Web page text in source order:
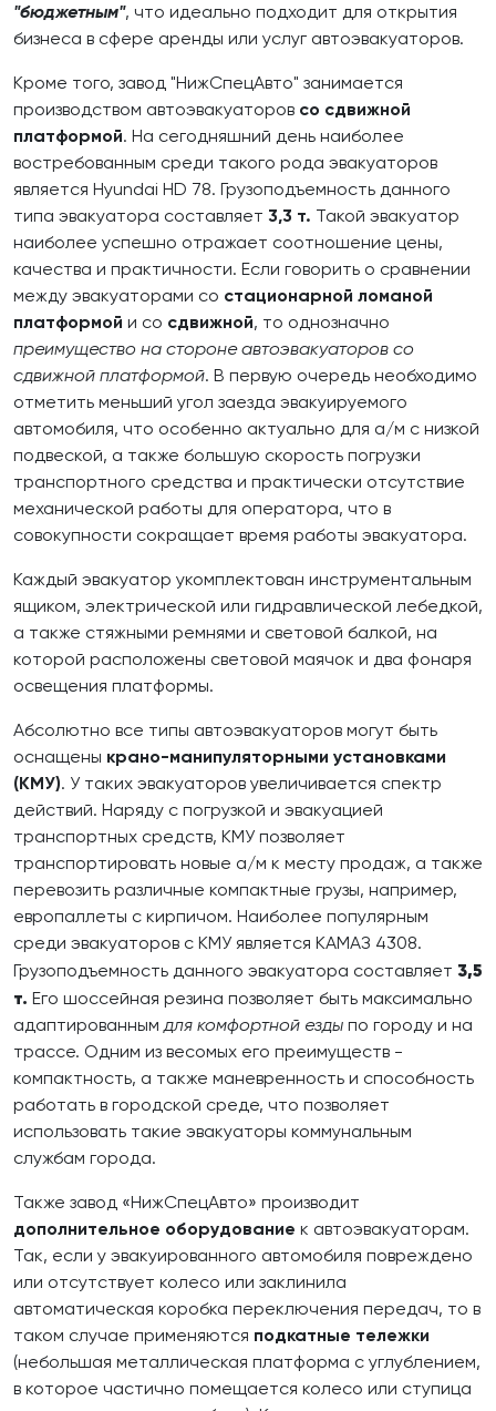
"бюджетным", что идеально подходит для открытия
бизнеса в сфере аренды или услуг автоэвакуаторов.
Кроме того, завод "НижСпецАвто" занимается
производством автоэвакуаторов со сдвижной
платформой. На сегодняшний день наиболее
востребованным среди такого рода эвакуаторов
является Hyundai HD 78. Грузоподъемность данного
типа эвакуатора составляет 3,3 т. Такой эвакуатор
наиболее успешно отражает соотношение цены,
качества и практичности. Если говорить о сравнении
между эвакуаторами со стационарной ломаной
платформой и со сдвижной, то однозначно
преимущество на стороне автоэвакуаторов со
сдвижной платформой. В первую очередь необходимо
отметить меньший угол заезда эвакуируемого
автомобиля, что особенно актуально для а/м с низкой
подвеской, а также большую скорость погрузки
транспортного средства и практически отсутствие
механической работы для оператора, что в
совокупности сокращает время работы эвакуатора.
Каждый эвакуатор укомплектован инструментальным
ящиком, электрической или гидравлической лебедкой,
а также стяжными ремнями и световой балкой, на
которой расположены световой маячок и два фонаря
освещения платформы.
Абсолютно все типы автоэвакуаторов могут быть
оснащены крано-манипуляторными установками
(КМУ). У таких эвакуаторов увеличивается спектр
действий. Наряду с погрузкой и эвакуацией
транспортных средств, КМУ позволяет
транспортировать новые а/м к месту продаж, а также
перевозить различные компактные грузы, например,
европаллеты с кирпичом. Наиболее популярным
среди эвакуаторов с КМУ является КАМАЗ 4308.
Грузоподъемность данного эвакуатора составляет 3,5
т. Его шоссейная резина позволяет быть максимально
адаптированнымдля комфортной езды по городу и на
трассе. Одним из весомых его преимуществ -
компактность, а также маневренность и способность
работать в городской среде, что позволяет
использовать такие эвакуаторы коммунальным
службам города.
Также завод «НижСпецАвто» производит
дополнительное оборудование к автоэвакуаторам.
Так, если у эвакуированного автомобиля повреждено
или отсутствует колесо или заклинила
автоматическая коробка переключения передач, то в
таком случае применяются подкатные тележки
(небольшая металлическая платформа с углублением,
в которое частично помещается колесо или ступица